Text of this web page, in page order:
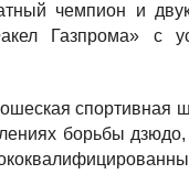
чемпион и
Газпрома» с
спортив­ная
борьбы